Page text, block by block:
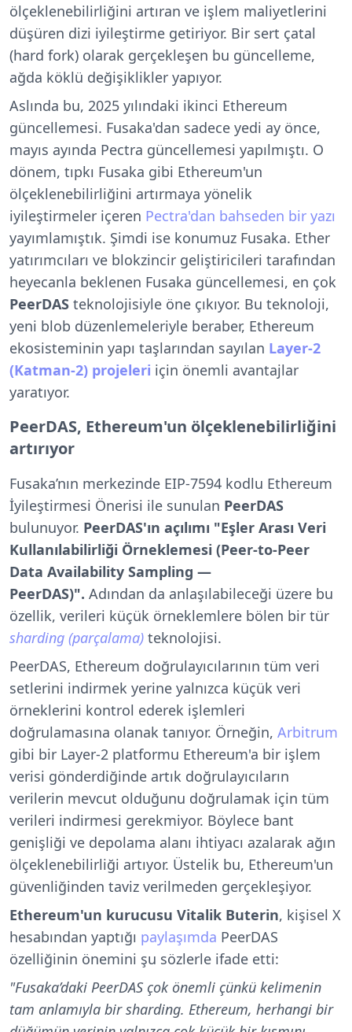
ölçeklenebilirliğini artıran ve işlem maliyetlerini
düşüren dizi iyileştirme getiriyor. Bir sert çatal
(hard fork) olarak gerçekleşen bu güncelleme,
ağda köklü değişiklikler yapıyor.
Aslında bu, 2025 yılındaki ikinci Ethereum
güncellemesi. Fusaka'dan sadece yedi ay önce,
mayıs ayında Pectra güncellemesi yapılmıştı. O
dönem, tıpkı Fusaka gibi Ethereum'un
ölçeklenebilirliğini artırmaya yönelik
iyileştirmeler içeren Pectra'dan bahseden bir yazı
yayımlamıştık. Şimdi ise konumuz Fusaka. Ether
yatırımcıları ve blokzincir geliştiricileri tarafından
heyecanla beklenen Fusaka güncellemesi, en çok
PeerDAS teknolojisiyle öne çıkıyor. Bu teknoloji,
yeni blob düzenlemeleriyle beraber, Ethereum
ekosisteminin yapı taşlarından sayılan Layer-2
(Katman-2) projeleri için önemli avantajlar
yaratıyor.
PeerDAS, Ethereum'un ölçeklenebilirliğini
artırıyor
Fusaka’nın merkezinde EIP-7594 kodlu Ethereum
İyileştirmesi Önerisi ile sunulan PeerDAS
bulunuyor. PeerDAS'ın açılımı "Eşler Arası Veri
Kullanılabilirliği Örneklemesi (Peer-to-Peer
Data Availability Sampling —
PeerDAS)". Adından da anlaşılabileceği üzere bu
özellik, verileri küçük örneklemlere bölen bir tür
sharding (parçalama) teknolojisi.
PeerDAS, Ethereum doğrulayıcılarının tüm veri
setlerini indirmek yerine yalnızca küçük veri
örneklerini kontrol ederek işlemleri
doğrulamasına olanak tanıyor. Örneğin, Arbitrum
gibi bir Layer-2 platformu Ethereum'a bir işlem
verisi gönderdiğinde artık doğrulayıcıların
verilerin mevcut olduğunu doğrulamak için tüm
verileri indirmesi gerekmiyor. Böylece bant
genişliği ve depolama alanı ihtiyacı azalarak ağın
ölçeklenebilirliği artıyor. Üstelik bu, Ethereum'un
güvenliğinden taviz verilmeden gerçekleşiyor.
Ethereum'un kurucusu Vitalik Buterin, kişisel X
hesabından yaptığı paylaşımda PeerDAS
özelliğinin önemini şu sözlerle ifade etti:
"Fusaka’daki PeerDAS çok önemli çünkü kelimenin
tam anlamıyla bir sharding. Ethereum, herhangi bir